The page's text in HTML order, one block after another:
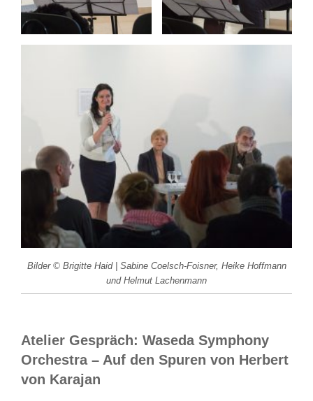
Bilder © Brigitte Haid | Sabine Coelsch-Foisner, Heike Hoffmann
und Helmut Lachenmann
Atelier Gespräch: Waseda Symphony
Orchestra – Auf den Spuren von Herbert
von Karajan